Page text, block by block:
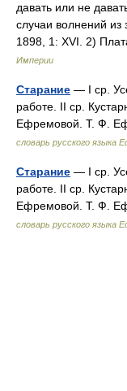
давать или не
случаи волнений из
1898, 1: XVI. 2)
Империи
Старание — I ср.
работе. II ср.
Ефремовой. Т. Ф.
словарь русского языка
Старание — I ср.
работе. II ср.
Ефремовой. Т. Ф.
словарь русского языка